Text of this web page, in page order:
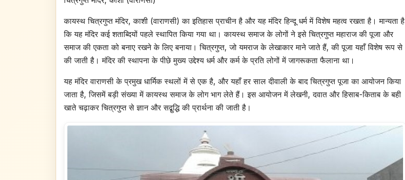
कायस्थ चित्रगुप्त मंदिर, काशी (वाराणसी) का इतिहास प्राचीन है और यह मंदिर हिन्दू धर्म में विशेष महत्व रखता है। मान्यता है
कि यह मंदिर कई शताब्दियों पहले स्थापित किया गया था। कायस्थ समाज के लोगों ने इसे चित्रगुप्त महाराज की पूजा और
समाज की एकता को बनाए रखने के लिए बनाया। चित्रगुप्त, जो यमराज के लेखाकार माने जाते हैं, की पूजा यहाँ विशेष रूप से
की जाती है। मंदिर की स्थापना के पीछे मुख्य उद्देश्य धर्म और कर्म के प्रति लोगों में जागरूकता फैलाना था।
यह मंदिर वाराणसी के प्रमुख धार्मिक स्थलों में से एक है, और यहाँ हर साल दीवाली के बाद चित्रगुप्त पूजा का आयोजन किया
जाता है, जिसमें बड़ी संख्या में कायस्थ समाज के लोग भाग लेते हैं। इस आयोजन में लेखनी, दवात और हिसाब-किताब के बही
खाते चढ़ाकर चित्रगुप्त से ज्ञान और सद्बुद्धि की प्रार्थना की जाती है।